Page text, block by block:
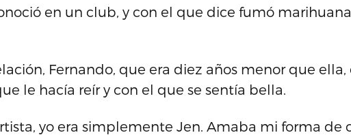
en un club, y con el que dice fumó
Fernando, que era diez años menor que ella,
le hacía reír y con el que se sentía bella.
yo era simplemente Jen. Amaba mi forma de